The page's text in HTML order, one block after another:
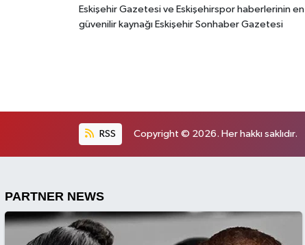
Eskişehir Gazetesi ve Eskişehirspor haberlerinin en
güvenilir kaynağı Eskişehir Sonhaber Gazetesi
RSS Copyright © 2026. Her hakkı saklıdır.